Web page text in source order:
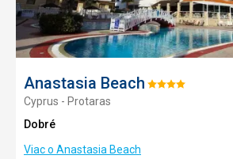
Anastasia Beach Hodnotenie:
Cyprus - Protaras
Dobré
Viac o Anastasia Beach